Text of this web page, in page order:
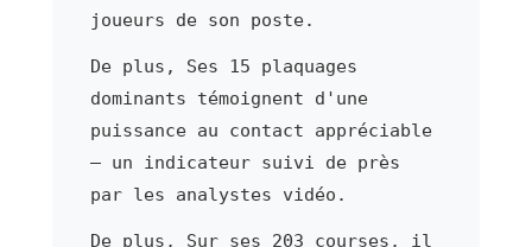
joueurs de son poste.
De plus, Ses 15 plaquages
dominants témoignent d'une
puissance au contact appréciable
— un indicateur suivi de près
par les analystes vidéo.
De plus, Sur ses 203 courses, il